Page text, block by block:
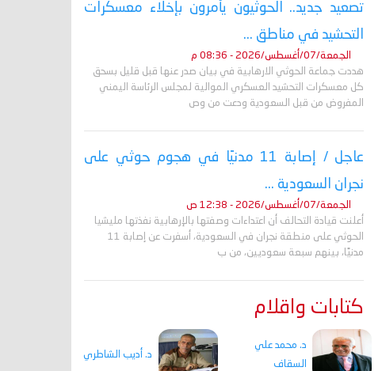
تصعيد جديد.. الحوثيون يأمرون بإخلاء معسكرات
التحشيد في مناطق ...
الجمعة/07/أغسطس/2026 - 08:36 م
هددت جماعة الحوثي الارهابية في بيان صدر عنها قبل قليل بسحق
كل معسكرات التحشيد العسكري الموالية لمجلس الرئاسة اليمني
المفروض من قبل السعودية ودعت من وص
عاجل / إصابة 11 مدنيًا في هجوم حوثي على
نجران السعودية ...
الجمعة/07/أغسطس/2026 - 12:38 ص
أعلنت قيادة التحالف أن اعتداءات وصفتها بالإرهابية نفذتها مليشيا
الحوثي على منطقة نجران في السعودية، أسفرت عن إصابة 11
مدنيًا، بينهم سبعة سعوديين، من ب
كتابات واقلام
د. محمد علي
السقاف
د. أديب الشاطري